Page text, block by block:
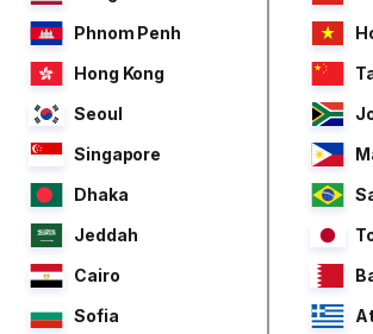
Phnom Penh
Hong Kong
Seoul
Singapore
Dhaka
Jeddah
Cairo
Sofia